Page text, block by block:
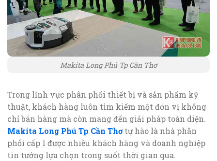
Makita Long Phú Tp Cần Thơ
Trong lĩnh vực phân phối thiết bị và sản phẩm kỹ
thuật, khách hàng luôn tìm kiếm một đơn vị không
chỉ bán hàng mà còn mang đến giải pháp toàn diện.
Makita Long Phú Tp Cần Thơtự hào là nhà phân
phối cấp 1 được nhiều khách hàng và doanh nghiệp
tin tưởng lựa chọn trong suốt thời gian qua.